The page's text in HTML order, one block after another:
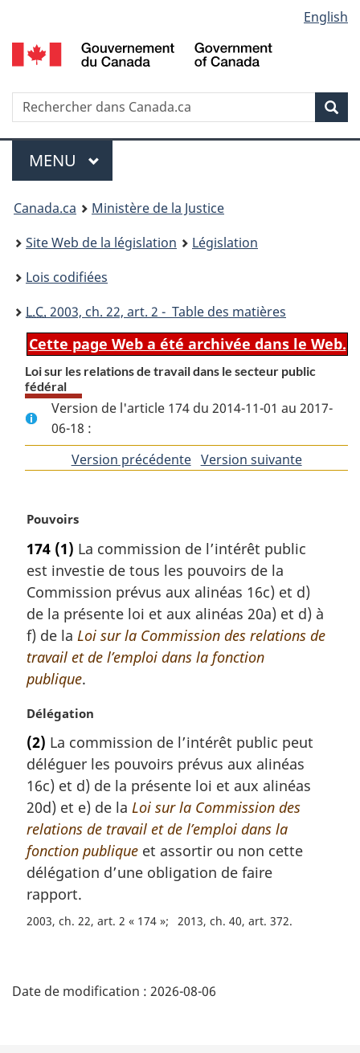
au
contenu
propos
de
la
HTML
simplifiée
selection
English
Recherche
Menu
MENU PRINCIPAL
You
are
here:
Canada.ca
Ministère de la Justice
Site Web de la législation
Législation
Lois codifiées
L.C. 2003, ch. 22, art. 2 - Table des matières
Cette page Web a été archivée dans le Web.
Loi sur les relations de travail dans le secteur public
fédéral
Version de l'article 174 du 2014-11-01 au 2017-
06-18 :
Version précédentedeVersion suivantede
N
t
e
m
a
g
i
n
l
:
Pouvoirs
174 (1) La commission de l’intérêt public
est investie de tous les pouvoirs de la
Commission prévus aux alinéas 16c) et d)
de la présente loi et aux alinéas 20a) et d) à
f) de la Loi sur la Commission des relations de
travail et de l’emploi dans la fonction
publique.
N
t
e
m
a
g
i
n
a
e
Délégation
(2) La commission de l’intérêt public peut
déléguer les pouvoirs prévus aux alinéas
16c) et d) de la présente loi et aux alinéas
20d) et e) de la Loi sur la Commission des
relations de travail et de l’emploi dans la
fonction publique et assortir ou non cette
délégation d’une obligation de faire
rapport.
2003, ch. 22, art. 2 « 174 » 2013, ch. 40, art. 372
é
Date de modification : 2026-08-06